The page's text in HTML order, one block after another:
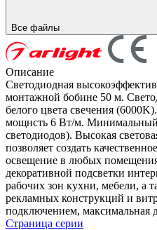
Все файлы
Описание
Светодиодная
монтажной бобине 50 м.
белого цвета свечения
мощнсть 6 Вт/м. Минимальный
светодиодов). Высокая
позволяет создать
освещение в любых
декоративной подсветки
рабочих зон кухни, мебели, а
рекламных конструкций и
подключением, максимальная
Страница серии